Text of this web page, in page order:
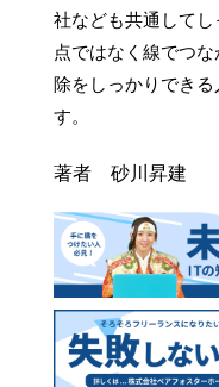
社なども共通してし
点ではなく線でつ
除をしっかりでき
著者 砂川昇建